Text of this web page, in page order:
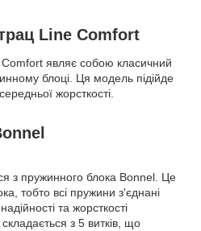
Line Comfort
являє собою класичний
блоці. Ця модель підійде
жорсткості.
з пружинного блока Bonnel. Це
тобто всі пружини з'єднані
та жорсткості
з 5 витків, що